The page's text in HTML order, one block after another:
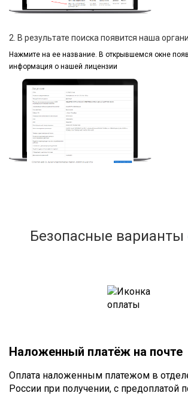
2. В результате поиска появится наша
Нажмите на ее название. В открывшемся окне
информация о нашей лицензии
Безопасные варианты
Наложенный платёж на почте
Оплата наложенным платежом в
России при получении, с предоплатой